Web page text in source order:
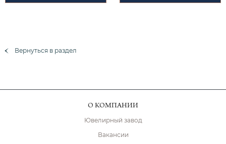
Вернуться в раздел
О КОМПАНИИ
Ювелирный завод
Вакансии